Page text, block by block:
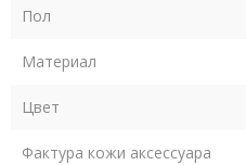
Пол
Материал
Цвет
Фактура кожи аксессуара